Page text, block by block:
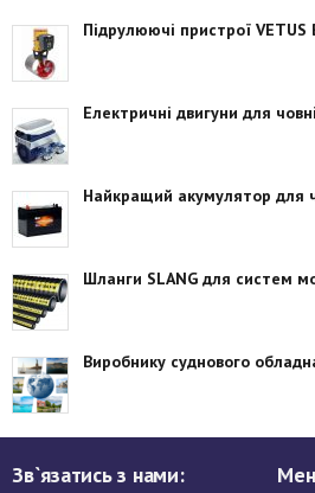
Підрулюючі пристрої VETUS
Електричні двигуни для
Найкращий акумулятор для
Шланги SLANG для систем
Виробнику суднового
Зв`язатись з нами: